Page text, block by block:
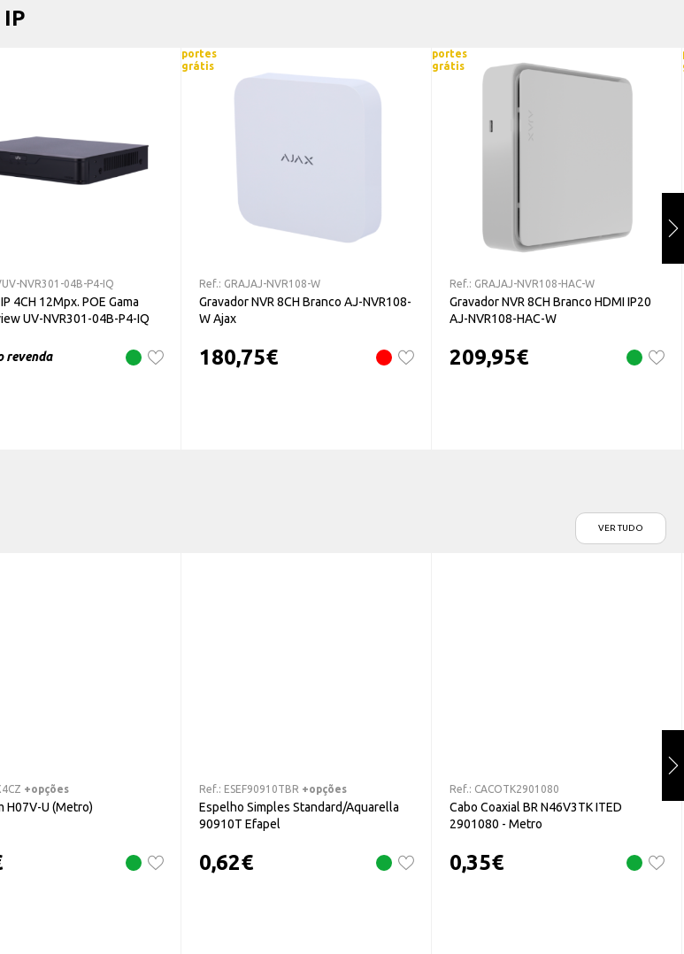
Armazenamento interno: 1 HDD SATA 3.5" de até 6 TB (não incluído)
Comunicação: 2 x USB 2.0 (Traseiro) / 1 x RJ45 10/100M (Ethernet)
Alimentação: DC 48 V / 1.8 A, ≤ 10 W (sem HDD)
Temperatura de funcionamento: -10ºC ~ 55ºC (10%-90% Humidade)
NVR301-04B-P4-IQ
4CH 12Mpx. POE Gama
UV-NVR301-04B-P4-IQ
revenda
portes
grátis
Ref.: GRAJAJ-NVR108-W
Gravador NVR 8CH Branco AJ-NVR108-
W Ajax
180,75€
portes
grátis
Ref.: GRAJAJ-NVR108-HAC-W
Gravador NVR 8CH Branco HDMI IP20
AJ-NVR108-HAC-W
209,95€
VER TUDO
+opções
H07V-U (Metro)
Ref.: ESEF90910TBR +opções
Espelho Simples Standard/Aquarella
90910T Efapel
0,62€
Ref.: CACOTK2901080
Cabo Coaxial BR N46V3TK ITED
2901080 - Metro
0,35€